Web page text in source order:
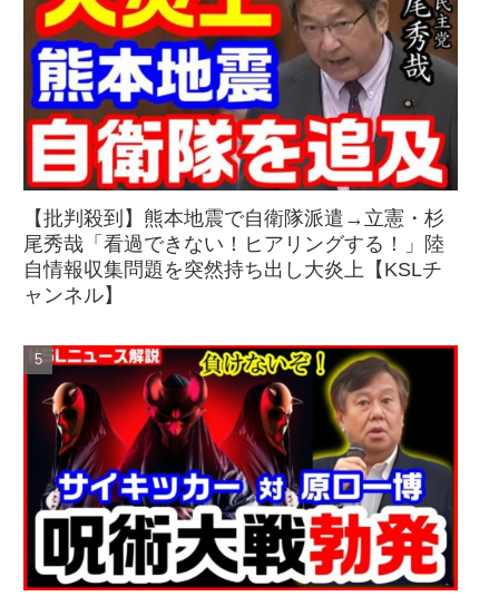
【批判殺到】熊本地震で自衛隊派遣→立憲・杉
尾秀哉「看過できない！ヒアリングする！」陸
自情報収集問題を突然持ち出し大炎上【KSLチ
ャンネル】